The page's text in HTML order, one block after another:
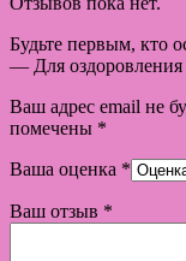
Будьте первым,
— Для оздоровления
Ваш адрес email не
помечены *
Ваша оценка *
Ваш отзыв *